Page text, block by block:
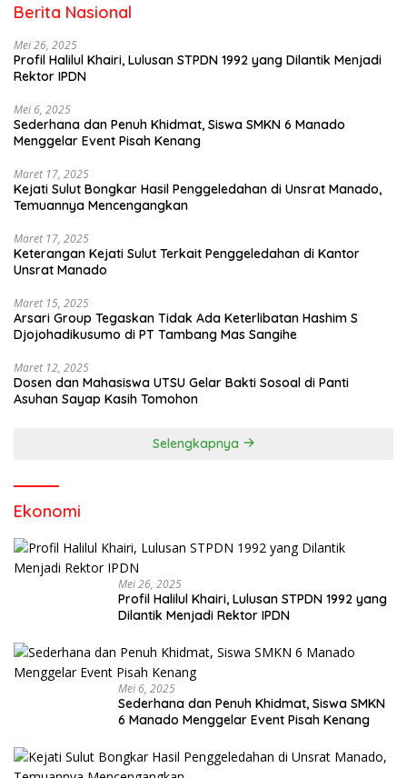
Berita Nasional
Mei 26, 2025
Profil Halilul Khairi, Lulusan STPDN 1992 yang Dilantik Menjadi
Rektor IPDN
Mei 6, 2025
Sederhana dan Penuh Khidmat, Siswa SMKN 6 Manado
Menggelar Event Pisah Kenang
Maret 17, 2025
Kejati Sulut Bongkar Hasil Penggeledahan di Unsrat Manado,
Temuannya Mencengangkan
Maret 17, 2025
Keterangan Kejati Sulut Terkait Penggeledahan di Kantor
Unsrat Manado
Maret 15, 2025
Arsari Group Tegaskan Tidak Ada Keterlibatan Hashim S
Djojohadikusumo di PT Tambang Mas Sangihe
Maret 12, 2025
Dosen dan Mahasiswa UTSU Gelar Bakti Sosoal di Panti
Asuhan Sayap Kasih Tomohon
Selengkapnya
Ekonomi
Mei 26, 2025
Profil Halilul Khairi, Lulusan STPDN 1992 yang
Dilantik Menjadi Rektor IPDN
Mei 6, 2025
Sederhana dan Penuh Khidmat, Siswa SMKN
6 Manado Menggelar Event Pisah Kenang